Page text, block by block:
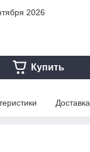
2026
Купить
Доставка